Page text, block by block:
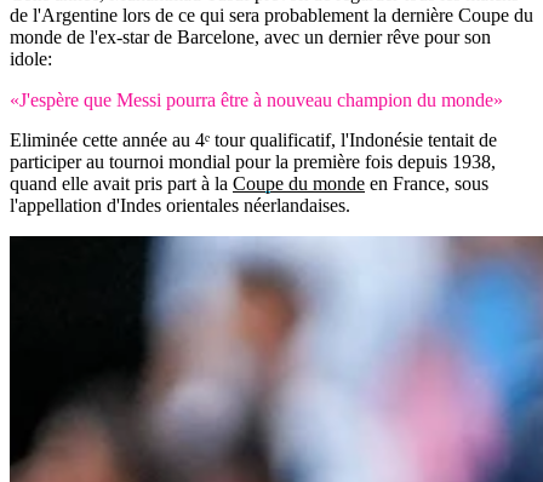
de l'Argentine lors de ce qui sera probablement la dernière Coupe du
monde de l'ex-star de Barcelone, avec un dernier rêve pour son
idole:
«J'espère que Messi pourra être à nouveau champion du monde»
Eliminée cette année au 4ᵉ tour qualificatif, l'Indonésie tentait de
participer au tournoi mondial pour la première fois depuis 1938,
quand elle avait pris part à la Coupe du monde en France, sous
l'appellation d'Indes orientales néerlandaises.